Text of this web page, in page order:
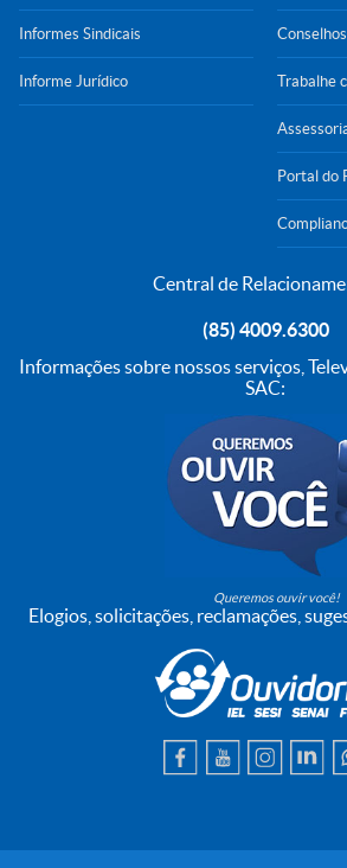
Informes Sindicais
Informe Jurídico Trabalhe
Portal do
Central de
(85) 4009.6300
Informações sobre nossos serviços,
SAC:
Queremos ouvir você!
Elogios, solicitações, reclamações,